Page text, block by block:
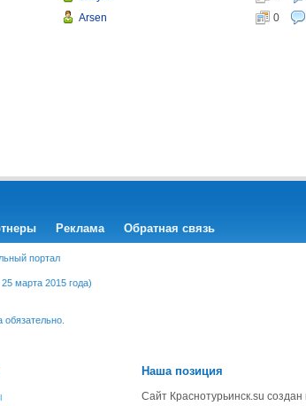
Arsen 0
Реклама Обратная связь
портал
марта 2015 года)
Наша позиция
Сайт Краснотурьинск.su